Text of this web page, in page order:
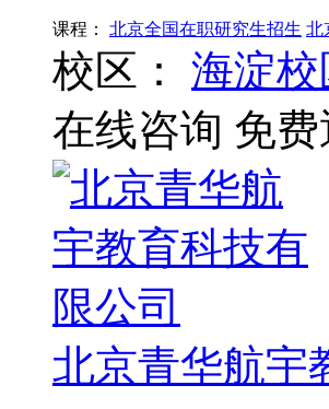
课程： 北京全国在职研究生招生 北
校区： 海淀校
在线咨询 免
北京青华航宇